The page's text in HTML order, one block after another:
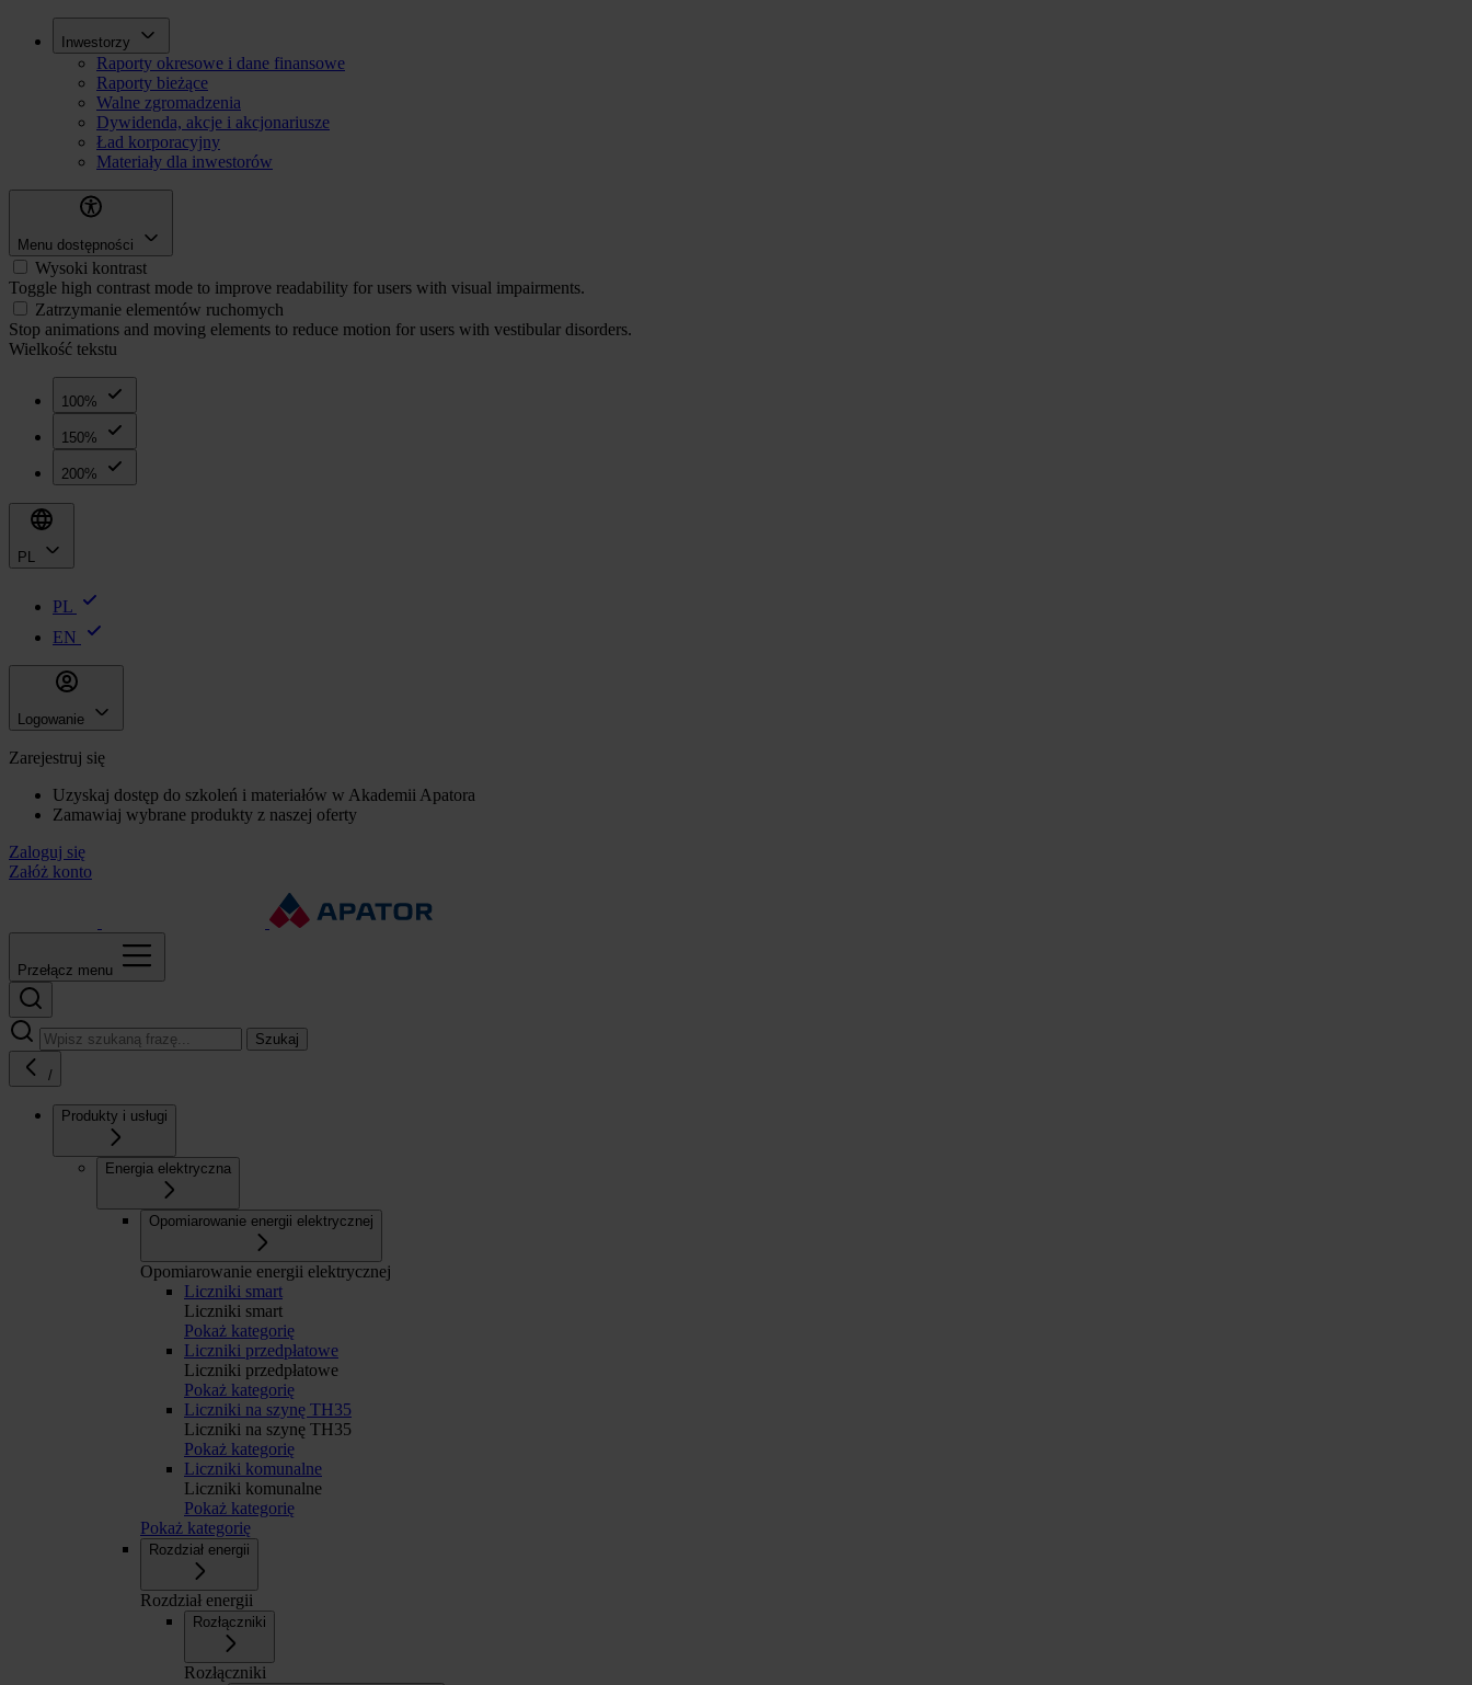
Inwestorzy
Raporty okresowe i dane finansowe
Raporty bieżące
Walne zgromadzenia
Dywidenda, akcje i akcjonariusze
Ład korporacyjny
Materiały dla inwestorów
Menu dostępności
Wysoki kontrast
Toggle high contrast mode to improve readability for users with visual impairments.
Zatrzymanie elementów ruchomych
Stop animations and moving elements to reduce motion for users with vestibular disorders.
Wielkość tekstu
100%
150%
200%
PL
PL
EN
Logowanie
Zarejestruj się
Uzyskaj dostęp do szkoleń i materiałów w Akademii Apatora
Zamawiaj wybrane produkty z naszej oferty
Zaloguj się
Załóż konto
Przełącz menu
Szukaj
/
Produkty i usługi
Energia elektryczna
Opomiarowanie energii elektrycznej
Opomiarowanie energii elektrycznej
Liczniki smart
Liczniki smart
Pokaż kategorię
Liczniki przedpłatowe
Liczniki przedpłatowe
Pokaż kategorię
Liczniki na szynę TH35
Liczniki na szynę TH35
Pokaż kategorię
Liczniki komunalne
Liczniki komunalne
Pokaż kategorię
Pokaż kategorię
Rozdział energii
Rozdział energii
Rozłączniki
Rozłączniki